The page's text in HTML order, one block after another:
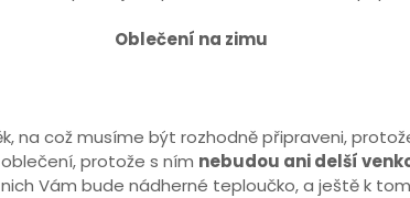
Oblečení na zimu
na což musíme být rozhodně připraveni,
protože s ním nebudou ani delší
Vám bude nádherné teploučko, a ještě k